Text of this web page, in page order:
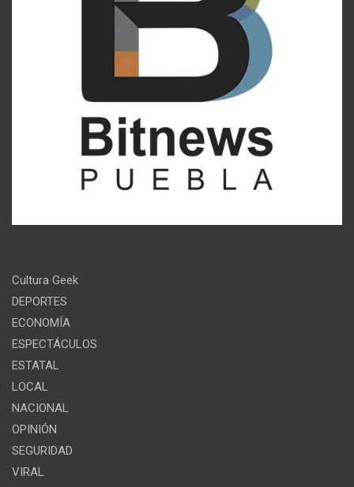
Cultura Geek
DEPORTES
ECONOMÍA
ESPECTÁCULOS
ESTATAL
LOCAL
NACIONAL
OPINIÓN
SEGURIDAD
VIRAL